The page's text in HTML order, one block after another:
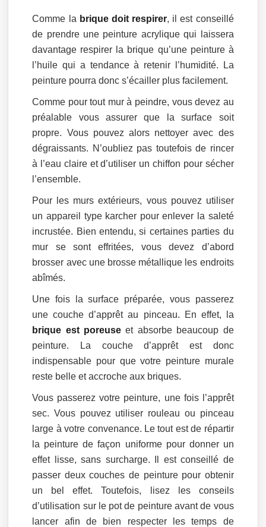
Comme la brique doit respirer, il est conseillé
de prendre une peinture acrylique qui laissera
davantage respirer la brique qu’une peinture à
l’huile qui a tendance à retenir l’humidité. La
peinture pourra donc s’écailler plus facilement.
Comme pour tout mur à peindre, vous devez au
préalable vous assurer que la surface soit
propre. Vous pouvez alors nettoyer avec des
dégraissants. N’oubliez pas toutefois de rincer
à l’eau claire et d’utiliser un chiffon pour sécher
l’ensemble.
Pour les murs extérieurs, vous pouvez utiliser
un appareil type karcher pour enlever la saleté
incrustée. Bien entendu, si certaines parties du
mur se sont effritées, vous devez d’abord
brosser avec une brosse métallique les endroits
abîmés.
Une fois la surface préparée, vous passerez
une couche d’apprêt au pinceau. En effet, la
brique est poreuse et absorbe beaucoup de
peinture. La couche d’apprêt est donc
indispensable pour que votre peinture murale
reste belle et accroche aux briques.
Vous passerez votre peinture, une fois l’apprêt
sec. Vous pouvez utiliser rouleau ou pinceau
large à votre convenance. Le tout est de répartir
la peinture de façon uniforme pour donner un
effet lisse, sans surcharge. Il est conseillé de
passer deux couches de peinture pour obtenir
un bel effet. Toutefois, lisez les conseils
d’utilisation sur le pot de peinture avant de vous
lancer afin de bien respecter les temps de